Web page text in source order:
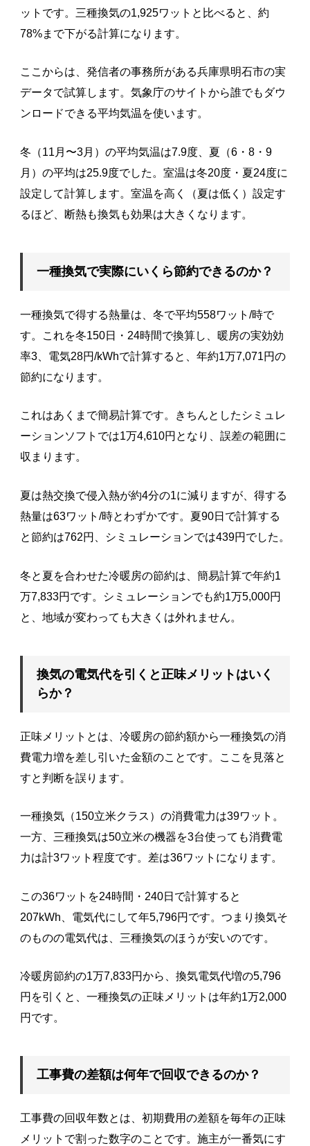
ットです。三種換気の1,925ワットと比べると、約
78%まで下がる計算になります。
ここからは、発信者の事務所がある兵庫県明石市の実
データで試算します。気象庁のサイトから誰でもダウ
ンロードできる平均気温を使います。
冬（11月〜3月）の平均気温は7.9度、夏（6・8・9
月）の平均は25.9度でした。室温は冬20度・夏24度に
設定して計算します。室温を高く（夏は低く）設定す
るほど、断熱も換気も効果は大きくなります。
一種換気で実際にいくら節約できるのか？
一種換気で得する熱量は、冬で平均558ワット/時で
す。これを冬150日・24時間で換算し、暖房の実効効
率3、電気28円/kWhで計算すると、年約1万7,071円の
節約になります。
これはあくまで簡易計算です。きちんとしたシミュレ
ーションソフトでは1万4,610円となり、誤差の範囲に
収まります。
夏は熱交換で侵入熱が約4分の1に減りますが、得する
熱量は63ワット/時とわずかです。夏90日で計算する
と節約は762円、シミュレーションでは439円でした。
冬と夏を合わせた冷暖房の節約は、簡易計算で年約1
万7,833円です。シミュレーションでも約1万5,000円
と、地域が変わっても大きくは外れません。
換気の電気代を引くと正味メリットはいく
らか？
正味メリットとは、冷暖房の節約額から一種換気の消
費電力増を差し引いた金額のことです。ここを見落と
すと判断を誤ります。
一種換気（150立米クラス）の消費電力は39ワット。
一方、三種換気は50立米の機器を3台使っても消費電
力は計3ワット程度です。差は36ワットになります。
この36ワットを24時間・240日で計算すると
207kWh、電気代にして年5,796円です。つまり換気そ
のものの電気代は、三種換気のほうが安いのです。
冷暖房節約の1万7,833円から、換気電気代増の5,796
円を引くと、一種換気の正味メリットは年約1万2,000
円です。
工事費の差額は何年で回収できるのか？
工事費の回収年数とは、初期費用の差額を毎年の正味
メリットで割った数字のことです。施主が一番気にす